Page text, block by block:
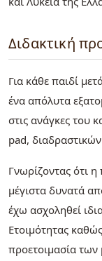
Διδακτική
Για κάθε παιδί
ένα απόλυτα
στις ανάγκες του
pad,
Γνωρίζοντας ότι
μέγιστα δυνατά
έχω ασχοληθεί
Ετοιμότητας
προετοιμασία